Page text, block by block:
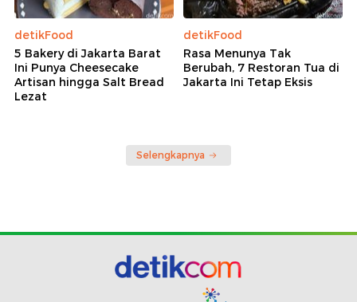
detikFood
5 Bakery di Jakarta Barat
Ini Punya Cheesecake
Artisan hingga Salt Bread
Lezat
detikFood
Rasa Menunya Tak
Berubah, 7 Restoran Tua di
Jakarta Ini Tetap Eksis
Selengkapnya